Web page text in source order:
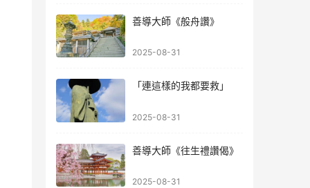
善導大師《般舟讚》
2025-08-31
「連這樣的我都要救」
2025-08-31
善導大師《往生禮讚偈》
2025-08-31